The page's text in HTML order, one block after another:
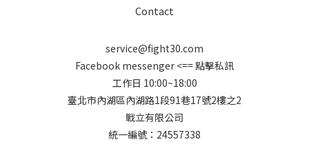
Contact
service@fight30.com
Facebook messenger <== 點擊私訊
工作日 10:00~18:00
臺北市內湖區內湖路1段91巷17號2樓之2
戰立有限公司
統一編號：24557338